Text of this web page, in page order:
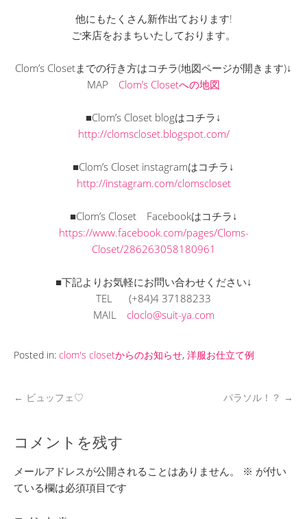
他にもたくさん新作出ております!
ご来店をおまちいたしております。
Clom’s Closetまでの行き方はコチラ(地図ページが開きます)↓
MAP Clom’s Closetへの地図
■Clom’s Closet blogはコチラ↓
http://clomscloset.blogspot.com/
■Clom’s Closet instagramはコチラ↓
http://instagram.com/clomscloset
■Clom’s Closet Facebookはコチラ↓
https://www.facebook.com/pages/Cloms-
Closet/286263058180961
■下記よりお気軽にお問い合わせください↓
TEL (+84)4 37188233
MAIL cloclo@suit-ya.com
Posted in: clom's closetからのお知らせ, 洋服お仕立て例
← ビュッフェ♡ パラソル！？ →
コメントを残す
メールアドレスが公開されることはありません。 ※ が付い
ている欄は必須項目です